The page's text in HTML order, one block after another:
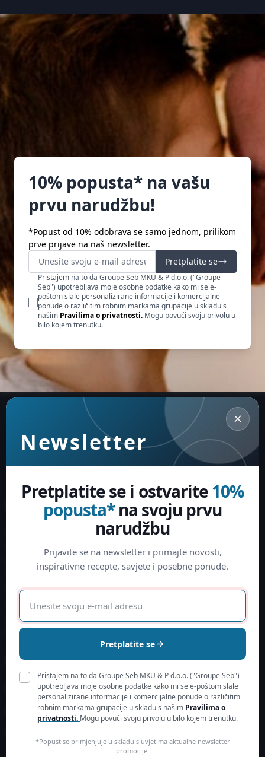
10% popusta* na vašu
prvu narudžbu!
*Popust od 10% odobrava se samo jednom, prilikom
prve prijave na naš newsletter.
Pretplatite se
Pristajem na to da Groupe Seb MKU & P d.o.o. ("Groupe
Seb") upotrebljava moje osobne podatke kako mi se e-
poštom slale personalizirane informacije i komercijalne
ponude o različitim robnim markama grupacije u skladu s
našim Pravilima o privatnosti. Mogu povući svoju privolu u
bilo kojem trenutku.
Newsletter
Pretplatite se i ostvarite10%
popusta*na svoju prvu
narudžbu
Prijavite se na newsletter i primajte novosti,
inspirativne recepte, savjete i posebne ponude.
E-
mail
adresa
Pretplatite se
Pristajem na to da Groupe Seb MKU & P d.o.o. ("Groupe Seb")
upotrebljava moje osobne podatke kako mi se e-poštom slale
personalizirane informacije i komercijalne ponude o različitim
robnim markama grupacije u skladu s našim Pravilima o
privatnosti. Mogu povući svoju privolu u bilo kojem trenutku.
*Popust se primjenjuje u skladu s uvjetima aktualne newsletter
promocije.
Informacije
Pravo na jednostrani raskid
ugovora
Prigovor / rješavanje sporova
Slanje i dostava
Izjava o korištenju Monri
WSPay-a
O nama
Saznajte više
Održivost
Zbrinjavanje otpada i zaštita
okoliša
Moj korisnički račun
Prijavite se
Kreirajte korisnički račun
Kontakt
contact-
hr@groupeseb.com
01 30 15 294
SEB mku & p d.o.o.